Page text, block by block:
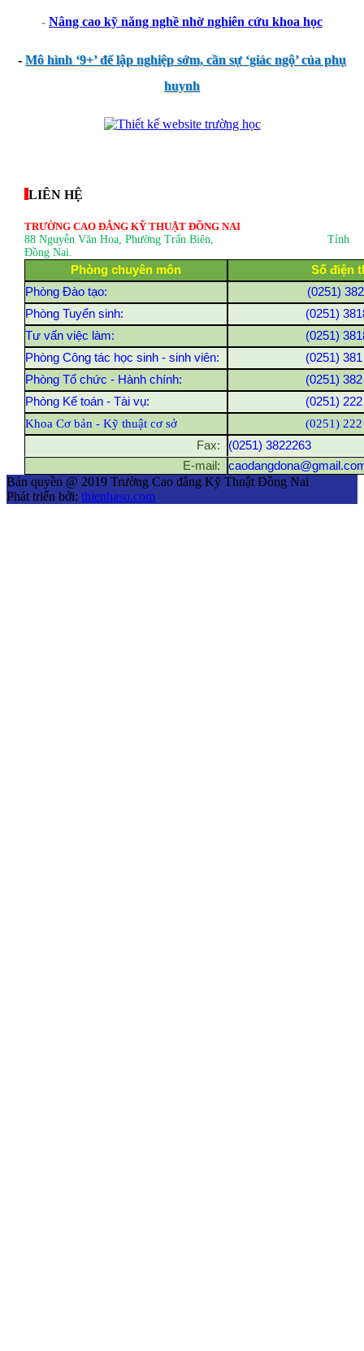
- Nâng cao kỹ năng nghề nhờ nghiên cứu khoa học
-Mô hình ‘9+’ để lập nghiệp sớm, cần sự ‘giác ngộ’ của phụ
huynh
LIÊN HỆ
TRƯỜNG CAO ĐẲNG KỸ THUẬT ĐỒNG NAI
88 Nguyễn Văn Hoa, Phường Trấn Biên , Tỉnh
Đồng Nai.
Phòng chuyên môn
Số điện
Phòng Đào tạo:
(0251)
Phòng Tuyển sinh:
(0251)
Tư vấn việc làm:
(0251)
Phòng Công tác học sinh - sinh viên:
(0251)
Phòng Tổ chức - Hành chính:
(0251)
Phòng Kế toán - Tài vụ:
(0251)
Khoa Cơ bản - Kỹ thuật cơ sở
(0251)
Fax:
(0251) 3822263
E-mail:
Bản quyền @ 2019 Trường Cao đẳng Kỹ Thuật Đồng Nai
Phát triển bởi: thienhaso.com